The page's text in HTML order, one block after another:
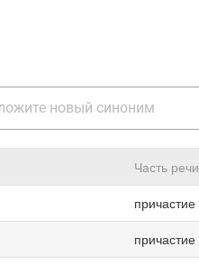
Часть речи
причастие
причастие